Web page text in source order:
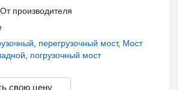
От производителя
, перегрузочный мост, Мост
, погрузочный мост
свою цену